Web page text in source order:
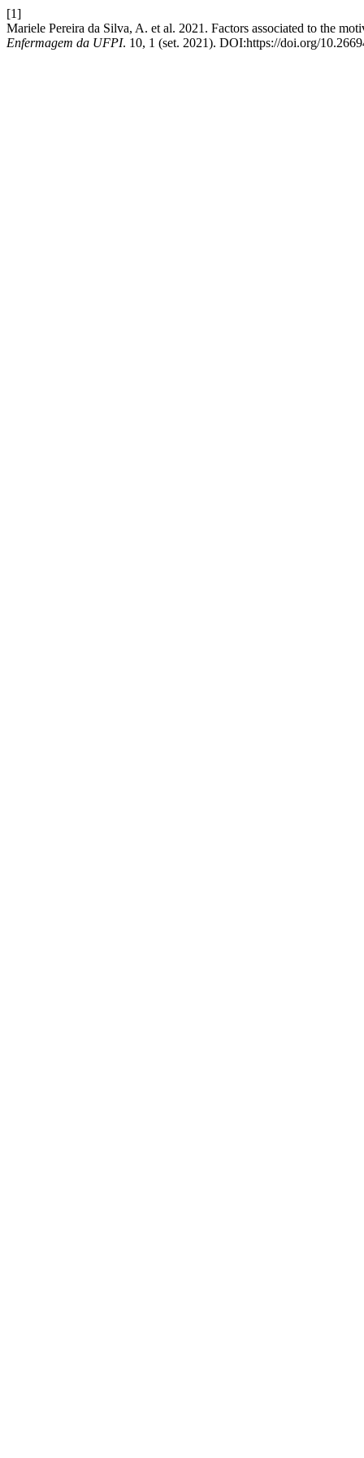
[1]
Mariele Pereira da Silva, A. et al. 2021. Factors associated to the
Enfermagem da UFPI. 10, 1 (set. 2021). DOI:https://doi.org/